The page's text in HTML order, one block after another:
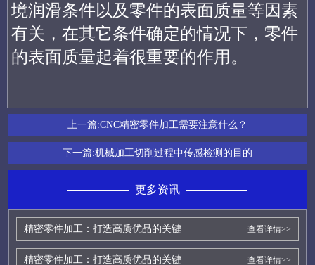
境润滑条件以及零件的表面质量等因素
有关，在其它条件确定的情况下，零件
的表面质量起着很重要的作用。
上一篇:CNC精密零件加工需要注意什么？
下一篇:机械加工切削过程中传感检测的目的
更多资讯
精密零件加工：打造高质优品的关键 查看详情>>
精密零件加工：打造高质优品的关键 查看详情>>